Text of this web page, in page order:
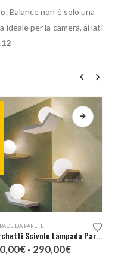
. Balance non è solo una
ideale per la camera, ai lati
opzioni possono essere scelte nella pagina del prodotto
DA PARETE
Marchetti Scivolo Lampada Parete DX
€ - 290,00€Fascia